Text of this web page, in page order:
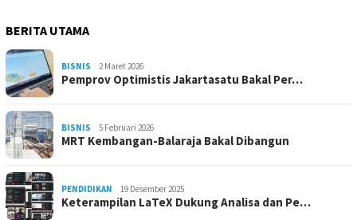
BERITA UTAMA
BISNIS 2 Maret 2026
Pemprov Optimistis Jakartasatu Bakal Per…
BISNIS 5 Februari 2026
MRT Kembangan-Balaraja Bakal Dibangun
PENDIDIKAN 19 Desember 2025
Keterampilan LaTeX Dukung Analisa dan Pe…